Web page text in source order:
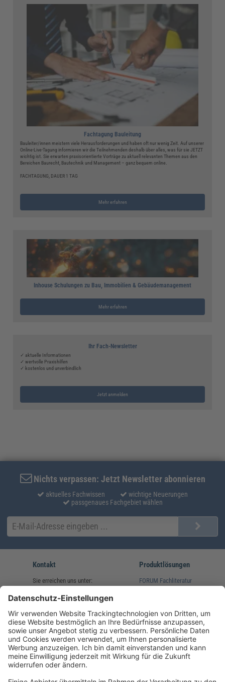
Fachtagung Bauleitung
Bauleiter/innen meistern viele Herausforderungen und haben oft nur wenig Zeit. Auf unserer
Online-Live-Tagung informieren wir die Teilnehmenden deshalb über alles, was für sie JETZT
wichtig ist. Sie erwarten praxisorientierte Vorträge zu aktuell relevanten Themen aus den
Bereichen Baurecht, Bautechnik und Management – ganz bequem online.
FACHTAGUNG, DAUER 1 TAG
Mehr erfahren
Inhouse Schulungen zu Bau, Immobilien & Gebäudemanagement
Mehr erfahren
Ihr Fach-Newsletter
✓ aktuelle Informationen
✓ wertvolle Praxishilfen
✓ kostenlos und unverbindlich
Jetzt anmelden
Nichts verpassen: Jetzt Newsletter abonnieren
aktuelles Fachwissen
wichtige Neuerungen
passgenaues Fachgebiet wählen
Kontakt
Sie erreichen uns unter:
(08233) 38 11 23
service@forum-verlag.com
Mo-Do 07:30 - 17:00 Uhr
Fr 07:30 - 15:00 Uhr
Produktlösungen
FORUM Fachliteratur
Folgen Sie uns